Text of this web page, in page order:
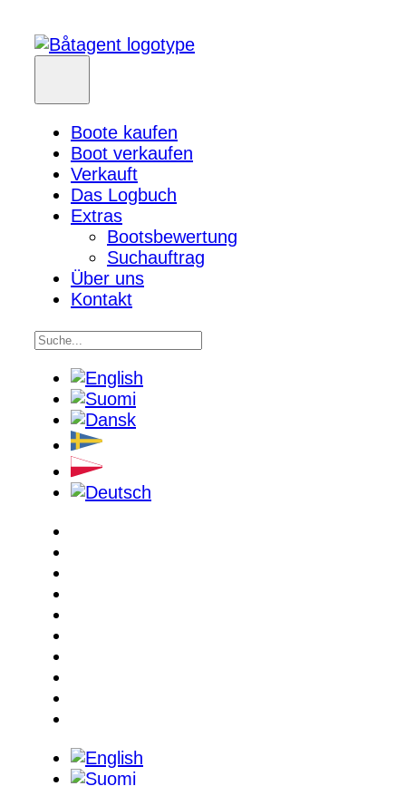
Boote kaufen
Boot verkaufen
Verkauft
Das Logbuch
Extras
Bootsbewertung
Suchauftrag
Über uns
Kontakt